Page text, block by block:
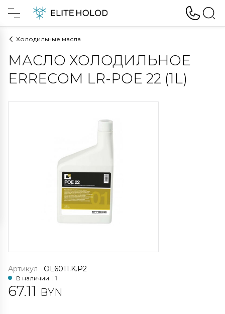
Холодильные масла
МАСЛО ХОЛОДИЛЬНОЕ
ERRECOM LR-POE 22 (1L)
Артикул OL6011.K.P2
В наличии | 1
67.11 BYN